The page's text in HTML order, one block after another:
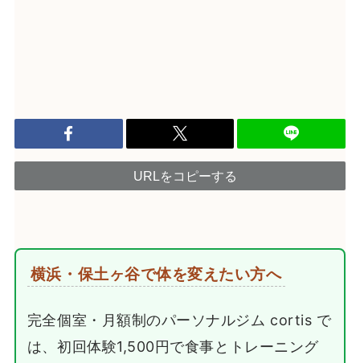
URLをコピーする
横浜・保土ヶ谷で体を変えたい方へ
完全個室・月額制のパーソナルジム cortis で
は、初回体験1,500円で食事とトレーニング